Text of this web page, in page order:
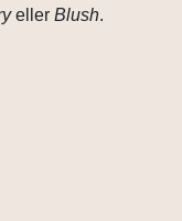
eller Blush.